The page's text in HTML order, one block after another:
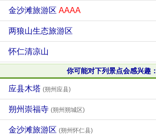
金沙滩旅游区 AAAA
两狼山生态旅游区
怀仁清凉山
你可能对下列景点会感兴趣：
应县木塔 (朔州应县)
朔州崇福寺 (朔州朔城区)
金沙滩旅游区 (朔州怀仁县)